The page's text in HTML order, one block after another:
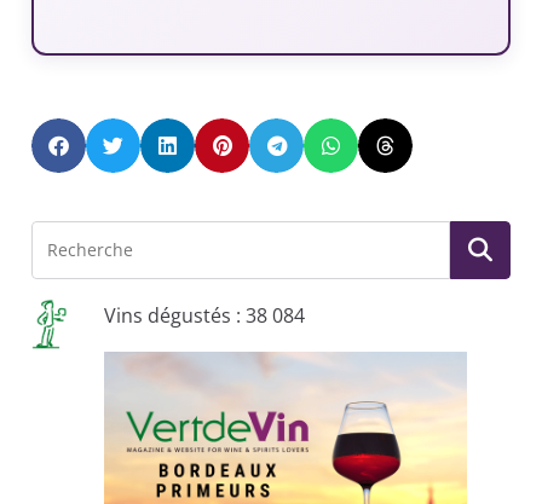
Vins dégustés : 38 084